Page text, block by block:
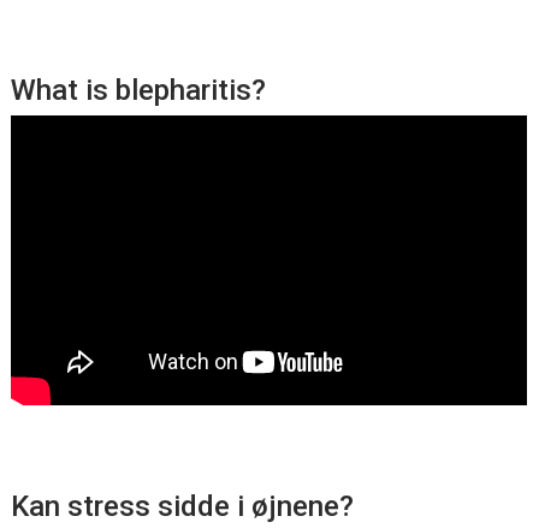
What is blepharitis?
Kan stress sidde i øjnene?